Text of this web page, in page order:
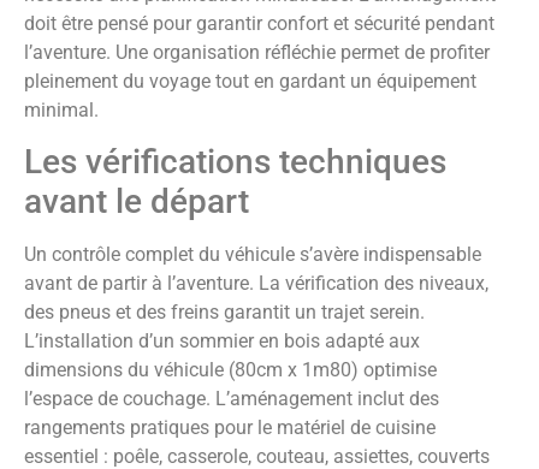
doit être pensé pour garantir confort et sécurité pendant
l’aventure. Une organisation réfléchie permet de profiter
pleinement du voyage tout en gardant un équipement
minimal.
Les vérifications techniques
avant le départ
Un contrôle complet du véhicule s’avère indispensable
avant de partir à l’aventure. La vérification des niveaux,
des pneus et des freins garantit un trajet serein.
L’installation d’un sommier en bois adapté aux
dimensions du véhicule (80cm x 1m80) optimise
l’espace de couchage. L’aménagement inclut des
rangements pratiques pour le matériel de cuisine
essentiel : poêle, casserole, couteau, assiettes, couverts